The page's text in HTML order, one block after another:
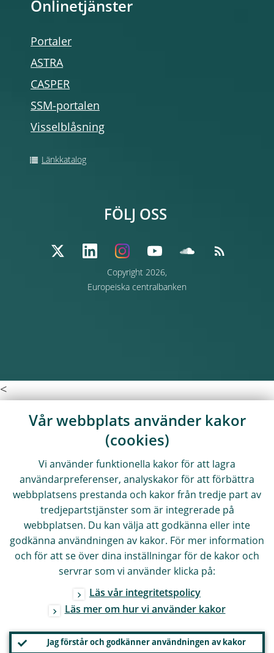
Onlinetjänster
Portaler
ASTRA
CASPER
SSM-portalen
Visselblåsning
Länkkatalog
Copyright 2026,
Europeiska centralbanken
FÖLJ OSS
<
Vår webbplats använder kakor
(cookies)
Vi använder funktionella kakor för att lagra
användarpreferenser, analyskakor för att förbättra
webbplatsens prestanda och kakor från tredje part av
tredjepartstjänster som är integrerade på
webbplatsen. Du kan välja att godkänna eller inte
godkänna användningen av kakor. För mer information
och för att se över dina inställningar för de kakor och
servrar som vi använder klicka på:
Läs vår integritetspolicy
Läs mer om hur vi använder kakor
Jag förstår och godkänner användningen av kakor